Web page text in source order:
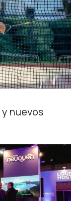
nuevos